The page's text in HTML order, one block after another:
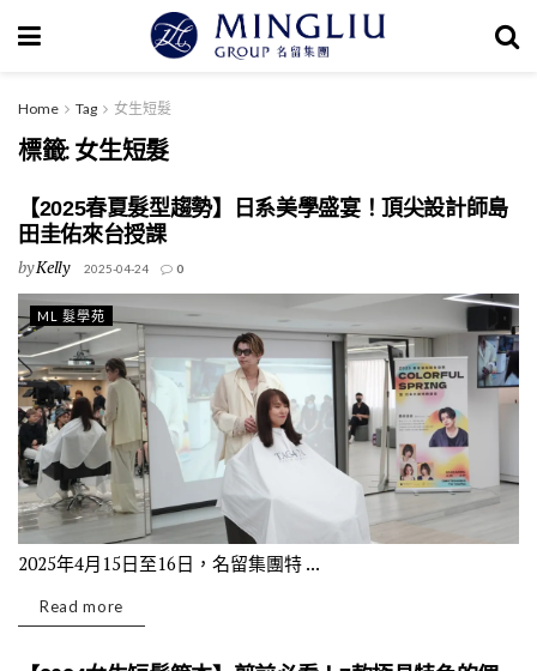
Home Tag 女生短髮
標籤: 女生短髮
【2025春夏髮型趨勢】日系美學盛宴！頂尖設計師島
田圭佑來台授課
byKelly 2025-04-24 0
ML 髮學苑
2025年4月15日至16日，名留集團特 ...
Read more